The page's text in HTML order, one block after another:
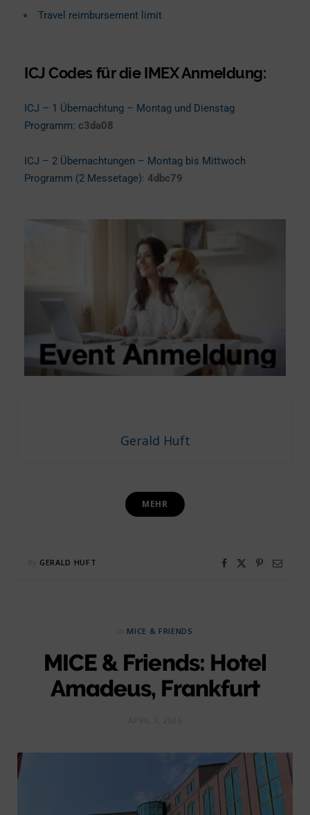
Travel reimbursement limit
ICJ Codes für die IMEX Anmeldung:
ICJ – 1 Übernachtung – Montag und Dienstag
Programm: c3da08
ICJ – 2 Übernachtungen – Montag bis Mittwoch
Programm (2 Messetage): 4dbc79
Gerald Huft
MEHR
GERALD HUFT
MICE & FRIENDS
MICE & Friends: Hotel
Amadeus, Frankfurt